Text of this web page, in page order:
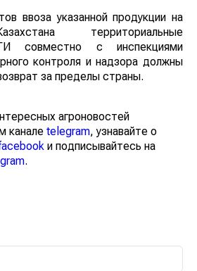
ввоза указанной продукции на
территориальные
совместно с инспекциями
контроля и надзора должны
за пределы страны.
агроновостей
канале telegram, узнавайте о
и подписывайтесь на
.